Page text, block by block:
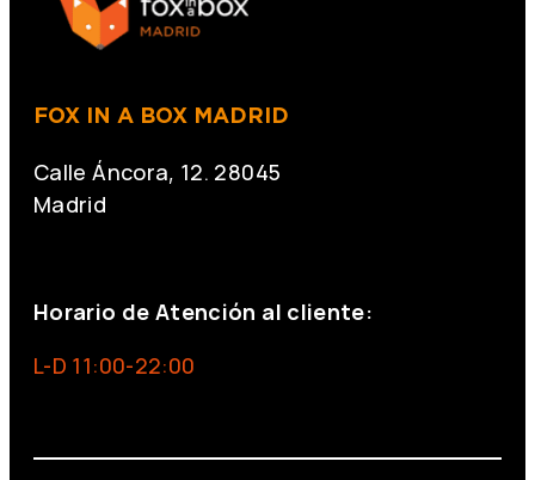
FOX IN A BOX MADRID
Calle Áncora, 12. 28045
Madrid
Horario de Atención al cliente:
L-D 11:00-22:00